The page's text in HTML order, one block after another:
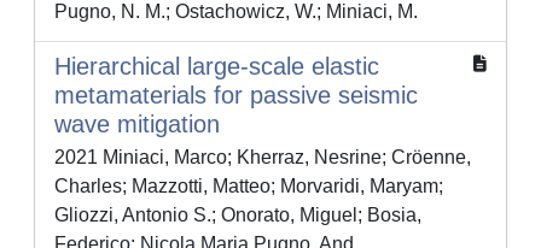
Pugno, N. M.; Ostachowicz, W.; Miniaci, M.
Hierarchical large-scale elastic
metamaterials for passive seismic
wave mitigation
2021 Miniaci, Marco; Kherraz, Nesrine; Cröenne,
Charles; Mazzotti, Matteo; Morvaridi, Maryam;
Gliozzi, Antonio S.; Onorato, Miguel; Bosia,